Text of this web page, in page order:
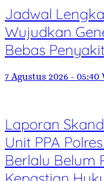
Jadwal
Wujudkan
Bebas Penyakit
7 Agustus 2026 - 05:40
Laporan
Unit PPA
Berlalu Belum